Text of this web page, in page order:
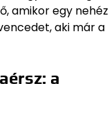
amikor egy nehéz
aki már a
a